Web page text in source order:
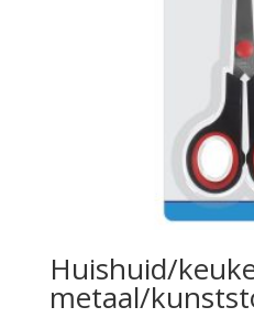
Huishuid/
metaal/